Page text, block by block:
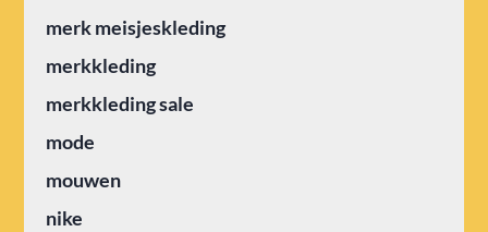
merk meisjeskleding
merkkleding
merkkleding sale
mode
mouwen
nike